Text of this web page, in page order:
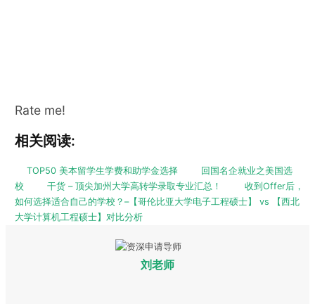
Rate me!
相关阅读:
TOP50 美本留学生学费和助学金选择
回国名企就业之美国选
校
干货 – 顶尖加州大学高转学录取专业汇总！
收到Offer后，
如何选择适合自己的学校？–【哥伦比亚大学电子工程硕士】 vs 【西北
大学计算机工程硕士】对比分析
刘老师